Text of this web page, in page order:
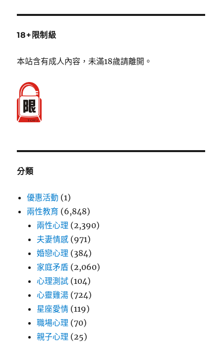
18+限制級
本站含有成人內容，未滿18歲請離開。
分類
優惠活動 (1)
兩性教育 (6,848)
兩性心理 (2,390)
夫妻情感 (971)
婚戀心理 (384)
家庭矛盾 (2,060)
心理測試 (104)
心靈雞湯 (724)
星座愛情 (119)
職場心理 (70)
親子心理 (25)